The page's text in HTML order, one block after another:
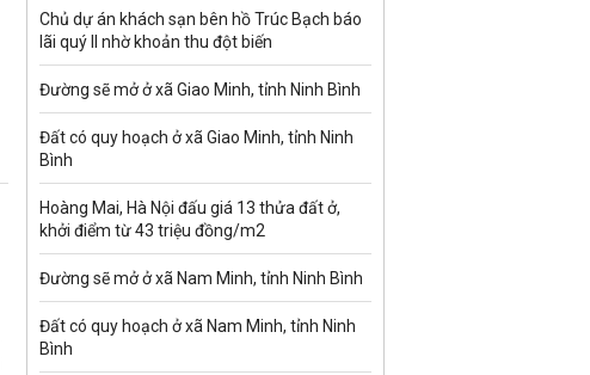
Chủ dự án khách sạn bên hồ Trúc Bạch báo
lãi quý II nhờ khoản thu đột biến
Đường sẽ mở ở xã Giao Minh, tỉnh Ninh Bình
Đất có quy hoạch ở xã Giao Minh, tỉnh Ninh
Bình
Hoàng Mai, Hà Nội đấu giá 13 thửa đất ở,
khởi điểm từ 43 triệu đồng/m2
Đường sẽ mở ở xã Nam Minh, tỉnh Ninh Bình
Đất có quy hoạch ở xã Nam Minh, tỉnh Ninh
Bình